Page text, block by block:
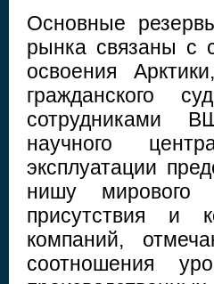
Основные
рынка связаны с
освоения
гражданского
сотрудниками
научного
эксплуатации
нишу мирового
присутствия и
компаний,
соотношения